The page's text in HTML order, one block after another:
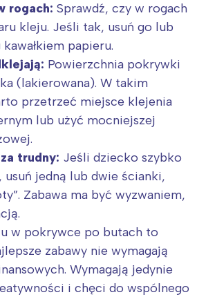
rogach: Sprawdź, czy w rogach
kleju. Jeśli tak, usuń go lub
papieru.
Powierzchnia pokrywki
(lakierowana). W takim
przetrzeć miejsce klejenia
lub użyć mocniejszej
trudny: Jeśli dziecko szybko
usuń jedną lub dwie ścianki,
Zabawa ma być wyzwaniem,
w pokrywce po butach to
zabawy nie wymagają
Wymagają jedynie
i chęci do wspólnego